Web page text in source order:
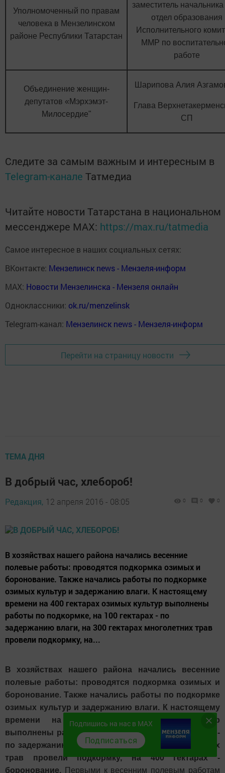
Уполномоченный по правам
человека в Мензелинском
районе Республики Татарстан
заместитель
отдел образования
Исполнительного
ММР по
работе
Объединение женщин-
депутатов «Мэрхэмэт-
Милосердие"
Шарипова Алия
Глава
СП
Следите за самым важным и интересным в
Telegram-канале Татмедиа
Читайте новости Татарстана в национальном
мессенджере MАХ: https://max.ru/tatmedia
Самое интересное в наших социальных сетях:
ВКонтакте: Мензелинск news - Мензеля-информ
MAX: Новости Мензелинска - Мензеля онлайн
Одноклассники: ok.ru/menzelinsk
Telegram-канал: Мензелинск news - Мензеля-информ
Перейти на страницу новости
ТЕМА ДНЯ
В добрый час, хлебороб!
Редакция, 12 апреля 2016 - 08:05 0 0 0
В хозяйствах нашего района начались весенние
полевые работы: проводятся подкормка озимых и
боронование. Также начались работы по подкормке
озимых культур и задержанию влаги. К настоящему
времени на 400 гектарах озимых культур выполнены
работы по подкормке, на 100 гектарах - по
задержанию влаги, на 300 гектарах многолетних трав
провели подкормку, на...
В хозяйствах нашего района начались весенние
полевые работы: проводятся подкормка озимых и
боронование. Также начались работы по подкормке
озимых культур и задержанию влаги. К настоящему
времени на 400 гектарах озимых культур
выполнены работы по подкормке, на 100 гектарах -
по задержанию влаги, на 300 гектарах многолетних
трав провели подкормку, на 400 гектарах -
боронование. Первыми к весенним полевым работам
Подпишись на нас в MAX
Подписаться